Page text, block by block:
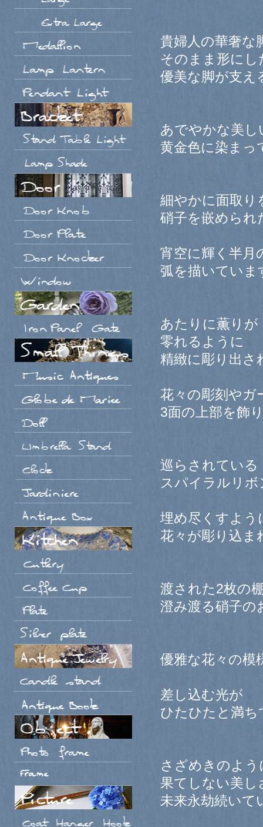
貴婦人の華奢な
そのまま形にし
優美な脚が支え
あでやかな美し
黄金色に染まっ
細やかに面取り
硝子を嵌められ
宵空に輝く半月
弧を描いていま
あたりに薫りが
零れるように
精緻に彫り出さ
花々の彫刻やガ
3面の上部を飾
巡らされている
スパイラルリ
埋め尽くすよう
花々が彫り込ま
渡された2枚の
澄み渡る硝子の
優雅な花々の模
差し込む光が
ひたひたと満
さざめきのよ
果てしない美し
未来永劫続い